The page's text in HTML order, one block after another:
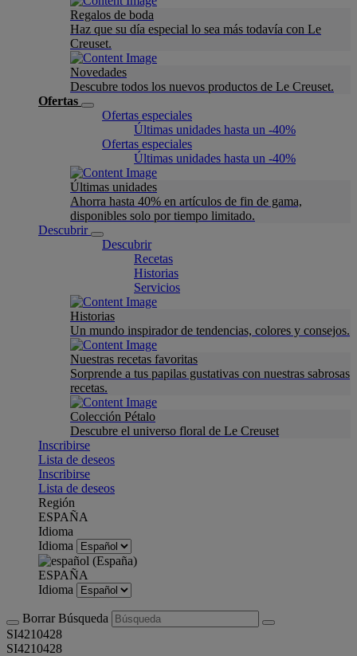
Regalos de boda
Haz que su día especial lo sea más todavía con Le
Creuset.
Novedades
Descubre todos los nuevos productos de Le Creuset.
Ofertas
Ofertas especiales
Últimas unidades hasta un -40%
Ofertas especiales
Últimas unidades hasta un -40%
Últimas unidades
Ahorra hasta 40% en artículos de fin de gama,
disponibles solo por tiempo limitado.
Descubrir
Descubrir
Recetas
Historias
Servicios
Historias
Un mundo inspirador de tendencias, colores y consejos.
Nuestras recetas favoritas
Sorprende a tus papilas gustativas con nuestras sabrosas
recetas.
Colección Pétalo
Descubre el universo floral de Le Creuset
Inscribirse
Lista de deseos
Inscribirse
Lista de deseos
Región
ESPAÑA
Idioma
Idioma
ESPAÑA
Idioma
Borrar Búsqueda
SI4210428
SI4210428